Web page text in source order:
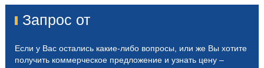
Запрос от
Если у Вас остались какие-либо вопросы, или же Вы хотите
получить коммерческое предложение и узнать цену –